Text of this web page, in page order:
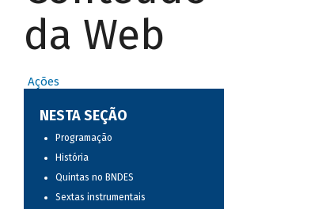
da Web
Ações
NESTA SEÇÃO
Programação
História
Quintas no BNDES
Sextas instrumentais